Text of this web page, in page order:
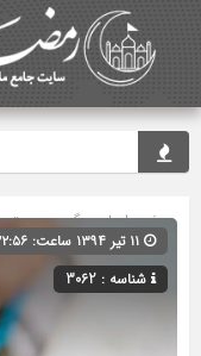
صفحه اصلی» گروه »
شناسه : 3062